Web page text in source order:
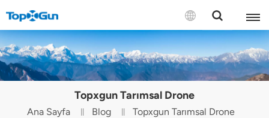
BİZE ULAŞIN
English
Español
Topxgun Tarımsal Drone
Ana Sayfa Blog Topxgun Tarımsal Drone